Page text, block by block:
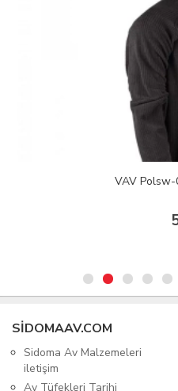
VAV Polsw-03
SIDOMAAV.COM
Sidoma Av Malzemeleri
iletişim
Av Tüfekleri Tarihi